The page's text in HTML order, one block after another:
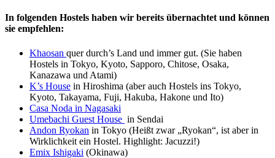
In folgenden Hostels haben wir bereits übernachtet und können
sie empfehlen:
Khaosan quer durch’s Land und immer gut. (Sie haben
Hostels in Tokyo, Kyoto, Sapporo, Chitose, Osaka,
Kanazawa und Atami)
K’s House in Hiroshima (aber auch Hostels ins Tokyo,
Kyoto, Takayama, Fuji, Hakuba, Hakone und Ito)
Casa Noda in Nagasaki
Umebachi Guest House in Sendai
Andon Ryokan in Tokyo (Heißt zwar „Ryokan“, ist aber in
Wirklichkeit ein Hostel. Highlight: Jacuzzi!)
Emix Ishigaki (Okinawa)